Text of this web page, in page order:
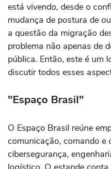
está vivendo, desde o
mudança de postura de
a questão da migração
problema não apenas de
pública. Então, este é um
discutir todos esses
"Espaço Brasil"
O Espaço Brasil reúne
comunicação, comando e
cibersegurança,